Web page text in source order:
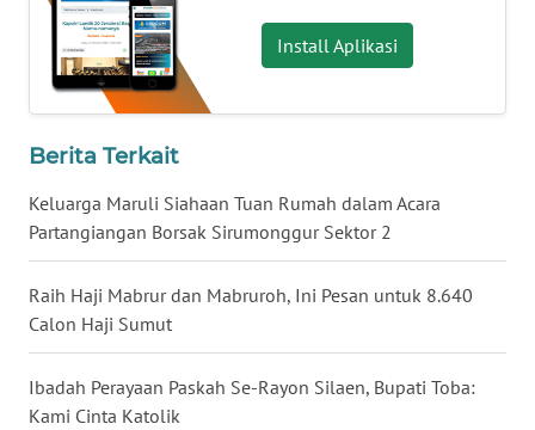
Install Aplikasi
Berita Terkait
Keluarga Maruli Siahaan Tuan Rumah dalam Acara
Partangiangan Borsak Sirumonggur Sektor 2
Raih Haji Mabrur dan Mabruroh, Ini Pesan untuk 8.640
Calon Haji Sumut
Ibadah Perayaan Paskah Se-Rayon Silaen, Bupati Toba:
Kami Cinta Katolik
WN
TAPANULI
SELATAN
TANJUNG
LESUNG
WN
KARO
WN
SIMALUNGUN